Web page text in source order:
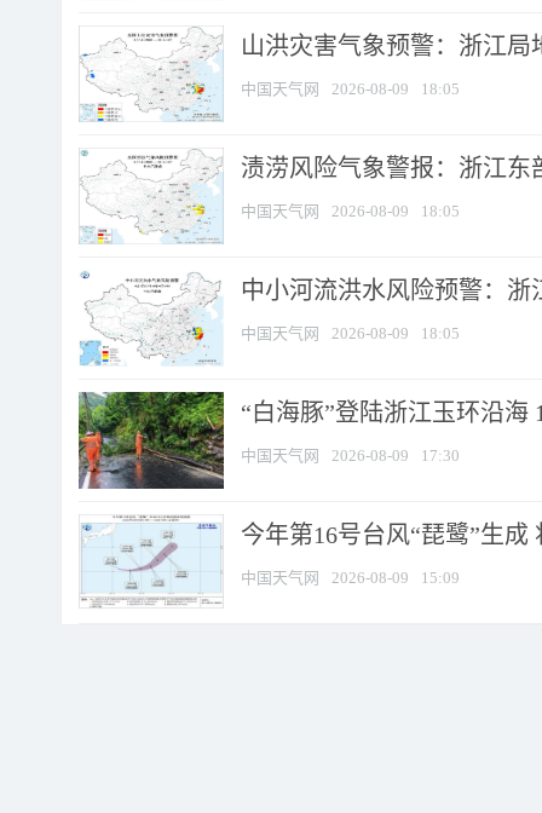
山洪灾害气象预警：浙江
中国天气网 2026-08-09 18:05
渍涝风险气象警报：浙江
中国天气网 2026-08-09 18:05
中小河流洪水风险预警：
中国天气网 2026-08-09 18:05
“白海豚”登陆浙江玉环沿海
中国天气网 2026-08-09 17:30
今年第16号台风“琵鹭”生
中国天气网 2026-08-09 15:09